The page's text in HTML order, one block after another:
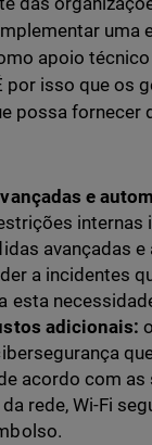
uma
apoio
isso que os
possa fornecer
e
avançadas
a incidentes
esta
adicionais:
acordo com
rede, Wi-Fi